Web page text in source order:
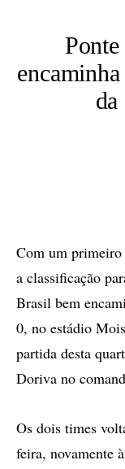
Com um primeiro
a classificação
Brasil bem
0, no estádio
partida desta
Doriva no
Os dois times
feira, novamente